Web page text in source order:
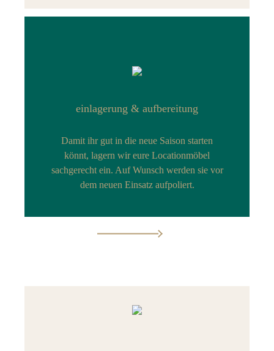
einlagerung & aufbereitung
Damit ihr gut in die neue Saison starten
könnt, lagern wir eure Locationmöbel
sachgerecht ein. Auf Wunsch werden sie vor
dem neuen Einsatz aufpoliert.